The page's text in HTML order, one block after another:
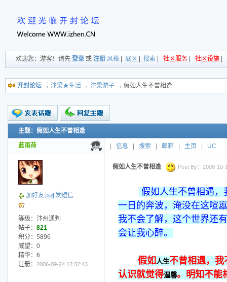
欢迎您：游客！请先 登录 或 注册 风格 展区 搜索 社区服务 社区设施
开封论坛 → 汴梁★生活 → 汴梁游子 → 假如人生不曾相逢
新的主题
投票帖
交易帖
小字报
主题：假如人生不曾相逢
蓝雨荷 信息 搜索 邮箱 主页 UC
加好友 发短信
等级：汴州通判
帖子： 821
积分：5896
威望：0
精华：6
注册： 2006-09-24 12:32:43
假如人生不曾相逢 Post By：2008-10-
假如人生不曾相遇
一日的奔波，淹没在这喧
我不会了解，这个世界还
会让我心醉。
假如 人生不曾相遇，我
认识就觉得温馨。明知不能